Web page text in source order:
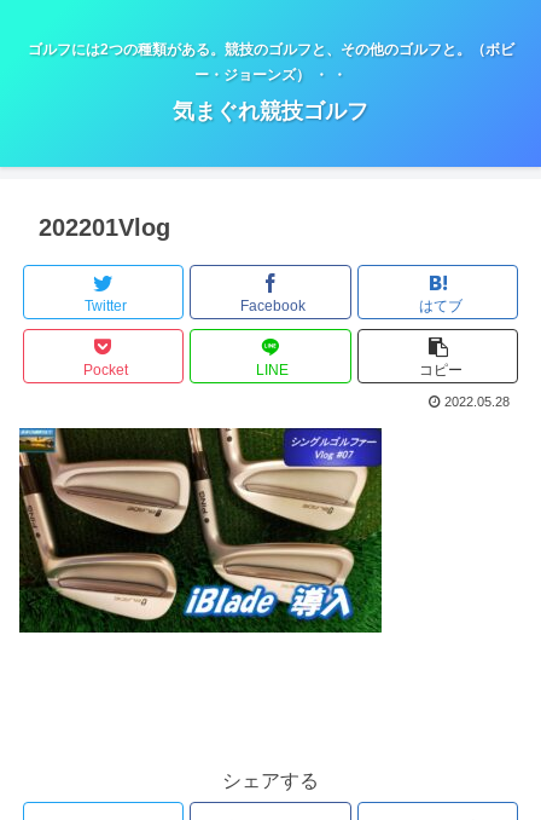
ゴルフには2つの種類がある。競技のゴルフと、その他のゴルフと。（ボビ
ー・ジョーンズ） ・ ・
気まぐれ競技ゴルフ
202201Vlog
Twitter Facebook はてブ
Pocket LINE コピー
2022.05.28
シェアする